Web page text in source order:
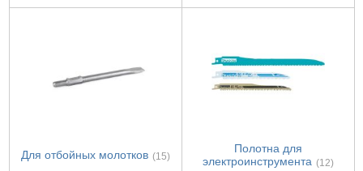
Для отбойных молотков (15)
Полотна для
электроинструмента (12)